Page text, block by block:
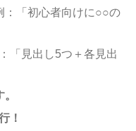
：「初心者向けに○○の
：「見出し5つ＋各見出
！